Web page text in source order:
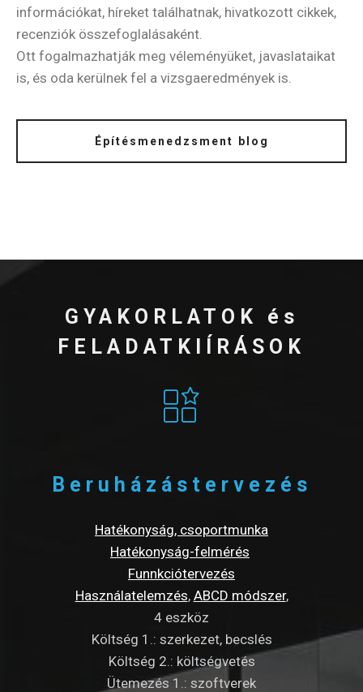
információkat, híreket találhatnak, hivatkozott cikkek,
recenziók összefoglalásaként.
Ott fogalmazhatják meg véleményüket, javaslataikat
is, és oda kerülnek fel a vizsgaeredmények is.
Építésmenedzsment blog
GYAKORLATOK és
FELADATKIÍRÁSOK
Beruházástervezés
Hatékonyság, csoportmunka
Hatékonyság-felmérés
Funnkciótervezés
Használatelemzés, ABCD módszer,
4 eszköz
Költség 1.: szerkezet, becslés
Költség 2.: költségvetés
Ütemezés 1.: szoftverek